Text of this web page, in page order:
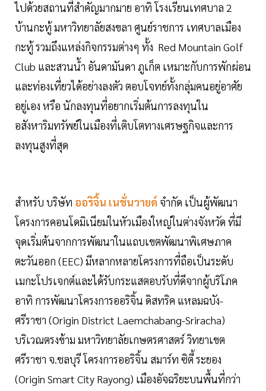
ไปด้วยสถานที่สำคัญมากมาย อาทิ โรงเรียนเทศบาล 2
บ้านกะทู้ มหาวิทยาลัยสงขลา ศูนย์ราชการ เทศบาลเมือง
กะทู้ รวมถึงแหล่งกิจกรรมต่างๆ ทั้ง Red Mountain Golf
Club และสวนน้ำ อันดามันดา ภูเก็ต เหมาะกับการพักผ่อน
และท่องเที่ยวได้อย่างลงตัว ตอบโจทย์ทั้งกลุ่มคนอยู่อาศัย
อยู่เอง หรือ นักลงทุนที่อยากเริ่มต้นการลงทุนใน
อสังหาริมทรัพย์ในเมืองที่เติบโตทางเศรษฐกิจและการ
ลงทุนสูงที่สุด
สำหรับ บริษัท ออริจิ้น เนชั่นวายด์ จำกัด เป็นผู้พัฒนา
โครงการคอนโดมิเนียมในหัวเมืองใหญ่ในต่างจังหวัด ที่มี
จุดเริ่มต้นจากการพัฒนาในแถบเขตพัฒนาพิเศษภาค
ตะวันออก (EEC) มีหลากหลายโครงการที่ถือเป็นระดับ
เมกะโปรเจกต์และได้รับกระแสตอบรับที่ดีจากผู้บริโภค
อาทิ การพัฒนาโครงการออริจิ้น ดิสทริค แหลมฉบัง-
ศรีราชา (Origin District Laemchabang-Sriracha)
บริเวณตรงข้าม มหาวิทยาลัยเกษตรศาสตร์ วิทยาเขต
ศรีราชา จ.ชลบุรี โครงการออริจิ้น สมาร์ท ซิตี้ ระยอง
(Origin Smart City Rayong) เมืองอัจฉริยะบนพื้นที่กว่า